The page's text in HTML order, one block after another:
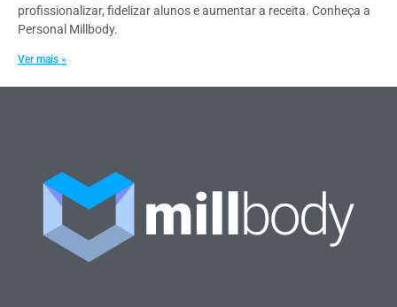
profissionalizar, fidelizar alunos e aumentar a receita. Conheça a
Personal Millbody.
Ver mais »